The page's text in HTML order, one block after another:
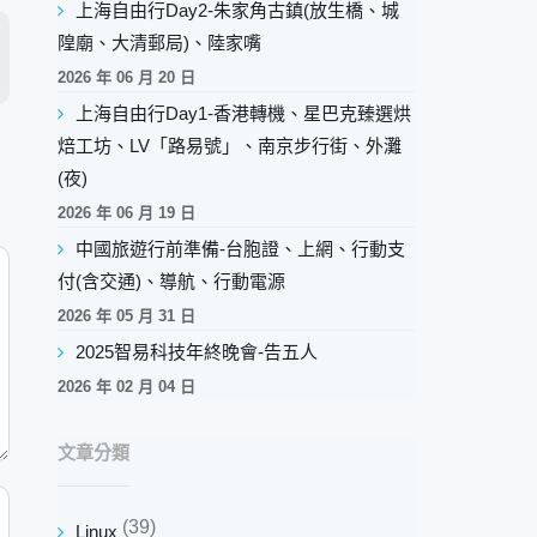
上海自由行Day2-朱家角古鎮(放生橋、城
隍廟、大清郵局)、陸家嘴
2026 年 06 月 20 日
上海自由行Day1-香港轉機、星巴克臻選烘
焙工坊、LV「路易號」、南京步行街、外灘
(夜)
2026 年 06 月 19 日
中國旅遊行前準備-台胞證、上網、行動支
付(含交通)、導航、行動電源
2026 年 05 月 31 日
2025智易科技年終晚會-告五人
2026 年 02 月 04 日
文章分類
Linux (39)